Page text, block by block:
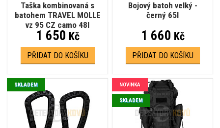
Taška kombinovaná s
batohem TRAVEL MOLLE
vz 95 CZ camo 48l
1 650 Kč
PŘIDAT DO KOŠÍKU
Bojový batoh velký -
černý 65l
1 660 Kč
PŘIDAT DO KOŠÍKU
SKLADEM NOVINKA
SKLADEM